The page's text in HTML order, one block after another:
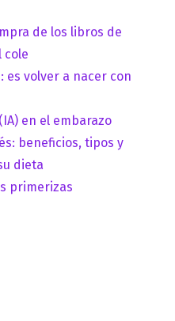
de los libros de
cole
es volver a nacer con
en el embarazo
beneficios, tipos y
dieta
primerizas